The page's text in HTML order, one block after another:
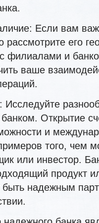
Если вам
рассмотрите его
филиалами и
ваше
Исследуйте
Открытие
и
того, чем
или инвестор.
продукт
быть надежным